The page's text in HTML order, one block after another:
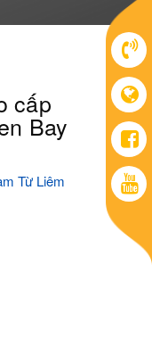
cấp
Bay
Từ Liêm